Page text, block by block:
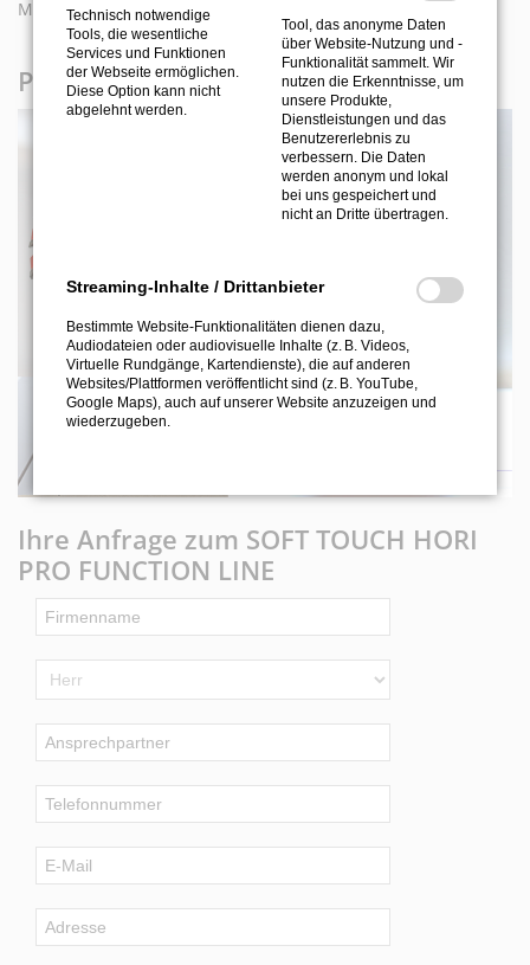
Maschine oder des Roboters abgestimmt.
Produktbilder und Videos
Ihre Anfrage zum SOFT TOUCH HORI
PRO FUNCTION LINE
Technisch notwendige
Tools, die wesentliche
Services und Funktionen
der Webseite ermöglichen.
Diese Option kann nicht
abgelehnt werden.
Tool, das anonyme Daten
über Website-Nutzung und -
Funktionalität sammelt. Wir
nutzen die Erkenntnisse, um
unsere Produkte,
Dienstleistungen und das
Benutzererlebnis zu
verbessern. Die Daten
werden anonym und lokal
bei uns gespeichert und
nicht an Dritte übertragen.
Streaming-Inhalte / Drittanbieter
Bestimmte Website-Funktionalitäten dienen dazu,
Audiodateien oder audiovisuelle Inhalte (z. B. Videos,
Virtuelle Rundgänge, Kartendienste), die auf anderen
Websites/Plattformen veröffentlicht sind (z. B. YouTube,
Google Maps), auch auf unserer Website anzuzeigen und
wiederzugeben.